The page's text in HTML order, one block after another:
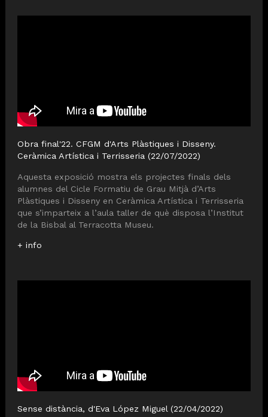
Obra final'22. CFGM d'Arts Plàstiques i Disseny.
Ceràmica Artística i Terrisseria (22/07/2022)
Aquesta exposició mostra els projectes finals dels
alumnes del Cicle Formatiu de Grau Mitjà d’Arts
Plàstiques i Disseny en Ceràmica Artística i Terrisseria
que s’imparteix a l’aula taller de què disposa l’Institut
de la Bisbal al Terracotta Museu.
+ info
Sense distància, d'Eva López Miguel (22/04/2022)